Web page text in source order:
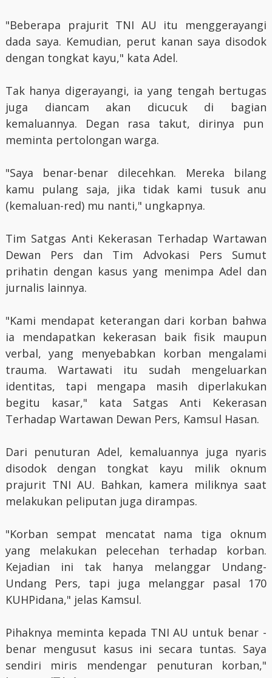
"Beberapa prajurit TNI AU itu menggerayangi
dada saya. Kemudian, perut kanan saya disodok
dengan tongkat kayu," kata Adel.
Tak hanya digerayangi, ia yang tengah bertugas
juga diancam akan dicucuk di bagian
kemaluannya. Degan rasa takut, dirinya pun
meminta pertolongan warga.
"Saya benar-benar dilecehkan. Mereka bilang
kamu pulang saja, jika tidak kami tusuk anu
(kemaluan-red) mu nanti," ungkapnya.
Tim Satgas Anti Kekerasan Terhadap Wartawan
Dewan Pers dan Tim Advokasi Pers Sumut
prihatin dengan kasus yang menimpa Adel dan
jurnalis lainnya.
"Kami mendapat keterangan dari korban bahwa
ia mendapatkan kekerasan baik fisik maupun
verbal, yang menyebabkan korban mengalami
trauma. Wartawati itu sudah mengeluarkan
identitas, tapi mengapa masih diperlakukan
begitu kasar," kata Satgas Anti Kekerasan
Terhadap Wartawan Dewan Pers, Kamsul Hasan.
Dari penuturan Adel, kemaluannya juga nyaris
disodok dengan tongkat kayu milik oknum
prajurit TNI AU. Bahkan, kamera miliknya saat
melakukan peliputan juga dirampas.
"Korban sempat mencatat nama tiga oknum
yang melakukan pelecehan terhadap korban.
Kejadian ini tak hanya melanggar Undang-
Undang Pers, tapi juga melanggar pasal 170
KUHPidana," jelas Kamsul.
Pihaknya meminta kepada TNI AU untuk benar -
benar mengusut kasus ini secara tuntas. Saya
sendiri miris mendengar penuturan korban,"